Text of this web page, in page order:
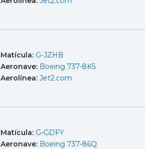
Matícula: G-JZHB
Aeronave: Boeing 737-8K5
Aerolínea: Jet2.com
Matícula: G-GDFY
Aeronave: Boeing 737-86Q